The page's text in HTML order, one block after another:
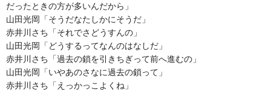
だったときの方が多いんだから」
山田光岡「そうだなたしかにそうだ」
赤井川さち「それでさどうすんの」
山田光岡「どうするってなんのはなしだ」
赤井川さち「過去の鎖を引きちぎって前へ進むの」
山田光岡「いやあのさなに過去の鎖って」
赤井川さち「えっかっこよくね」